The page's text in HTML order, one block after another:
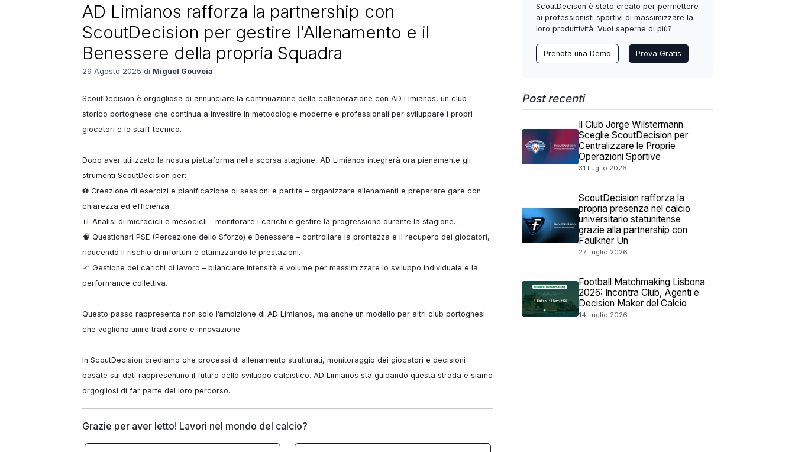
AD Limianos rafforza la partnership con
ScoutDecision per gestire l'Allenamento e il
Benessere della propria Squadra
29 Agosto 2025 di Miguel Gouveia
ScoutDecision è orgogliosa di annunciare la continuazione della collaborazione con AD Limianos, un club
storico portoghese che continua a investire in metodologie moderne e professionali per sviluppare i propri
giocatori e lo staff tecnico.
Dopo aver utilizzato la nostra piattaforma nella scorsa stagione, AD Limianos integrerà ora pienamente gli
strumenti ScoutDecision per:
⚽ Creazione di esercizi e pianificazione di sessioni e partite – organizzare allenamenti e preparare gare con
chiarezza ed efficienza.
📊 Analisi di microcicli e mesocicli – monitorare i carichi e gestire la progressione durante la stagione.
🧠 Questionari PSE (Percezione dello Sforzo) e Benessere – controllare la prontezza e il recupero dei giocatori,
riducendo il rischio di infortuni e ottimizzando le prestazioni.
📈 Gestione dei carichi di lavoro – bilanciare intensità e volume per massimizzare lo sviluppo individuale e la
performance collettiva.
Questo passo rappresenta non solo l’ambizione di AD Limianos, ma anche un modello per altri club portoghesi
che vogliono unire tradizione e innovazione.
In ScoutDecision crediamo che processi di allenamento strutturati, monitoraggio dei giocatori e decisioni
basate sui dati rappresentino il futuro dello sviluppo calcistico. AD Limianos sta guidando questa strada e siamo
orgogliosi di far parte del loro percorso.
Grazie per aver letto! Lavori nel mondo del calcio?
ScoutDecison è stato creato per permettere
ai professionisti sportivi di massimizzare la
loro produttività. Vuoi saperne di più?
Prenota una Demo Prova Gratis
Post recenti
Il Club Jorge Wilstermann
Sceglie ScoutDecision per
Centralizzare le Proprie
Operazioni Sportive
31 Luglio 2026
ScoutDecision rafforza la
propria presenza nel calcio
universitario statunitense
grazie alla partnership con
Faulkner Un
27 Luglio 2026
Football Matchmaking Lisbona
2026: Incontra Club, Agenti e
Decision Maker del Calcio
14 Luglio 2026